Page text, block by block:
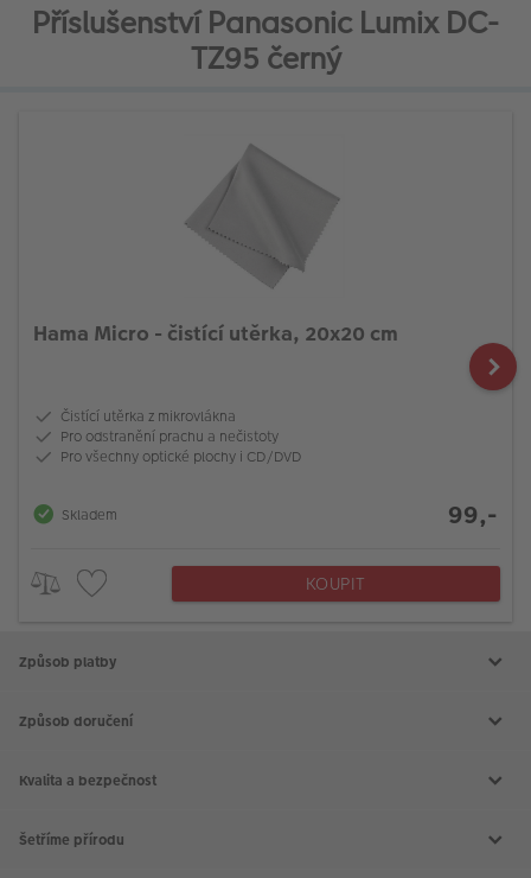
Příslušenství Panasonic Lumix DC-
TZ95 černý
Hama Micro - čistící utěrka, 20x20 cm
Čistící utěrka z mikrovlákna
Pro odstranění prachu a nečistoty
Pro všechny optické plochy i CD/DVD
Skladem 99,-
KOUPIT
Způsob platby
Způsob doručení
Kvalita a bezpečnost
Šetříme přírodu